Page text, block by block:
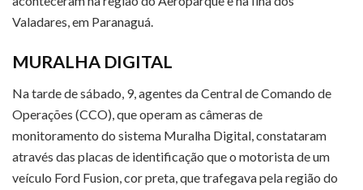
Valadares, em Paranaguá.
MURALHA DIGITAL
Na tarde de sábado, 9, agentes da Central de Comando de
Operações (CCO), que operam as câmeras de
monitoramento do sistema Muralha Digital, constataram
através das placas de identificação que o motorista de um
veículo Ford Fusion, cor preta, que trafegava pela região do